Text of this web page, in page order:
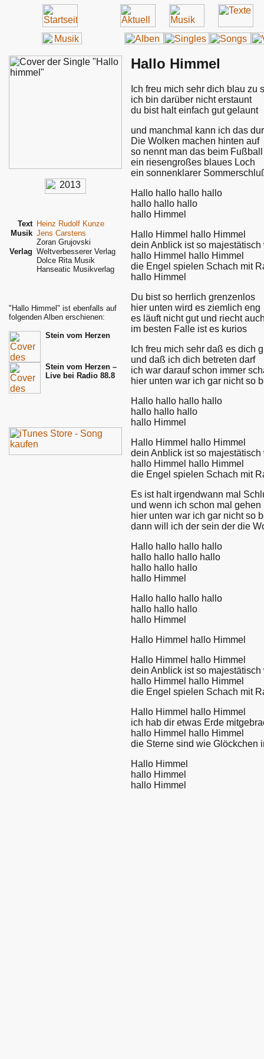
Text Heinz Rudolf Kunze
Musik Jens Carstens
Zoran Grujovski
Verlag Weltverbesserer Verlag
Dolce Rita Musik
Hanseatic Musikverlag
"Hallo Himmel" ist ebenfalls auf
folgenden Alben erschienen:
Stein vom Herzen
Stein vom Herzen –
Live bei Radio 88.8
Hallo Himmel
Ich freu mich sehr dich blau zu
ich bin darüber nicht erstaunt
du bist halt einfach gut gelaunt
und manchmal kann ich das
Die Wolken machen hinten auf
so nennt man das beim
ein riesengroßes blaues Loch
ein sonnenklarer
Hallo hallo hallo hallo
hallo hallo hallo
hallo Himmel
Hallo Himmel hallo Himmel
dein Anblick ist so majestätisch
hallo Himmel hallo Himmel
die Engel spielen Schach mit
hallo Himmel
Du bist so herrlich grenzenlos
hier unten wird es ziemlich eng
es läuft nicht gut und riecht
im besten Falle ist es kurios
Ich freu mich sehr daß es dich
und daß ich dich betreten darf
ich war darauf schon immer
hier unten war ich gar nicht so
Hallo hallo hallo hallo
hallo hallo hallo
hallo Himmel
Hallo Himmel hallo Himmel
dein Anblick ist so majestätisch
hallo Himmel hallo Himmel
die Engel spielen Schach mit
Es ist halt irgendwann mal
und wenn ich schon mal gehen
hier unten war ich gar nicht so
dann will ich der sein der die
Hallo hallo hallo hallo
hallo hallo hallo hallo
hallo hallo hallo
hallo Himmel
Hallo hallo hallo hallo
hallo hallo hallo
hallo Himmel
Hallo Himmel hallo Himmel
Hallo Himmel hallo Himmel
dein Anblick ist so majestätisch
hallo Himmel hallo Himmel
die Engel spielen Schach mit
Hallo Himmel hallo Himmel
ich hab dir etwas Erde
hallo Himmel hallo Himmel
die Sterne sind wie Glöckchen
Hallo Himmel
hallo Himmel
hallo Himmel